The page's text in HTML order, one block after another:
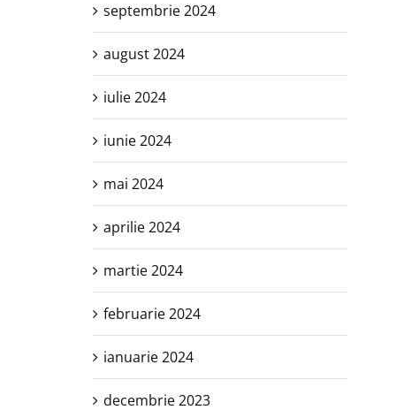
septembrie 2024
august 2024
iulie 2024
iunie 2024
mai 2024
aprilie 2024
martie 2024
februarie 2024
ianuarie 2024
decembrie 2023